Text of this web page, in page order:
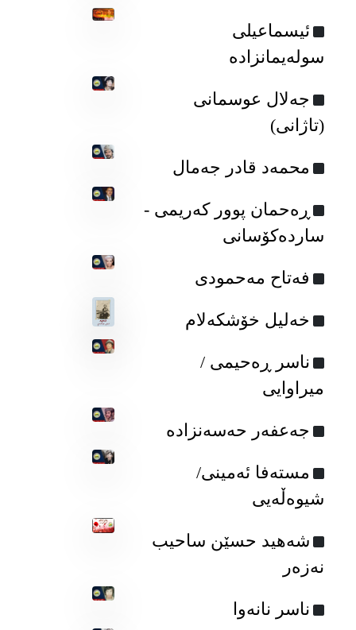
ئیسماعیلی
سولەیمانزادە
جەلال عوسمانی
(تاژانی)
محمه‌د قادر جه‌مال
ڕەحمان پوور کەریمی -
ساردەکۆسانی
فه‌تاح مه‌حمودی
خه‌لیل خۆشکه‌لام
ناسر ڕەحیمی /
میراوایی
جه‌عفه‌ر حه‌سه‌نزاده‌
مسته‌فا ئه‌مینی/
شیوه‌ڵه‌یی
شەهید حسێن ساحیب
نەزەر
ناسر نانه‌وا